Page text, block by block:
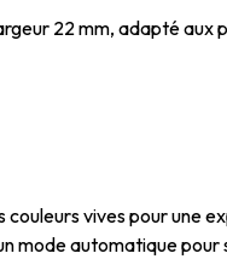
22 mm, adapté
vives pour une
mode automatique